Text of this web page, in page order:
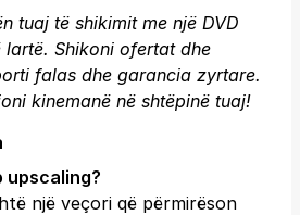
tuaj të shikimit me një DVD
lartë. Shikoni ofertat dhe
falas dhe garancia zyrtare.
kinemanë në shtëpinë tuaj!
upscaling?
një veçori që përmirëson